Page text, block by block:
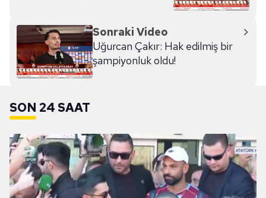
Sonraki Video
Uğurcan Çakır: Hak edilmiş bir
şampiyonluk oldu!
SON 24 SAAT